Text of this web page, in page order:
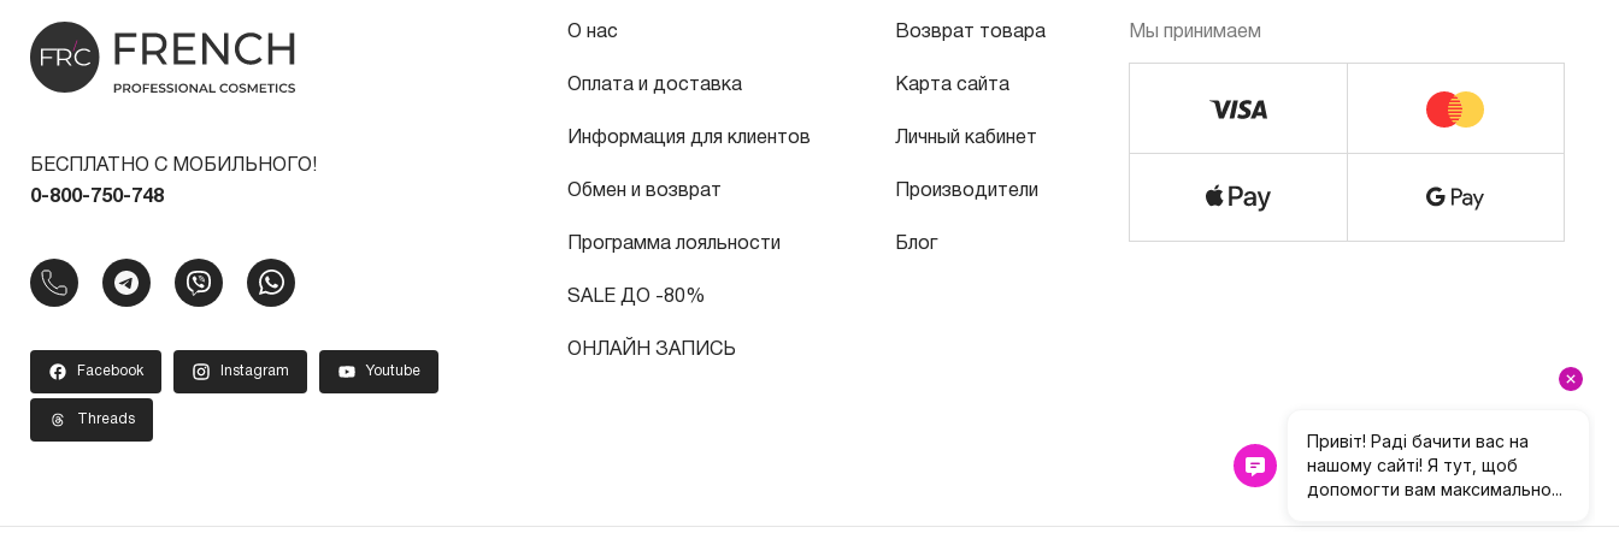
БЕСПЛАТНО С МОБИЛЬНОГО!
0-800-750-748
Facebook Instagram Youtube
Threads
О нас
Оплата и доставка
Информация для клиентов
Обмен и возврат
Программа лояльности
SALE ДО -80%
ОНЛАЙН ЗАПИСЬ
Возврат товара
Карта сайта
Личный кабинет
Производители
Блог
Мы принимаем